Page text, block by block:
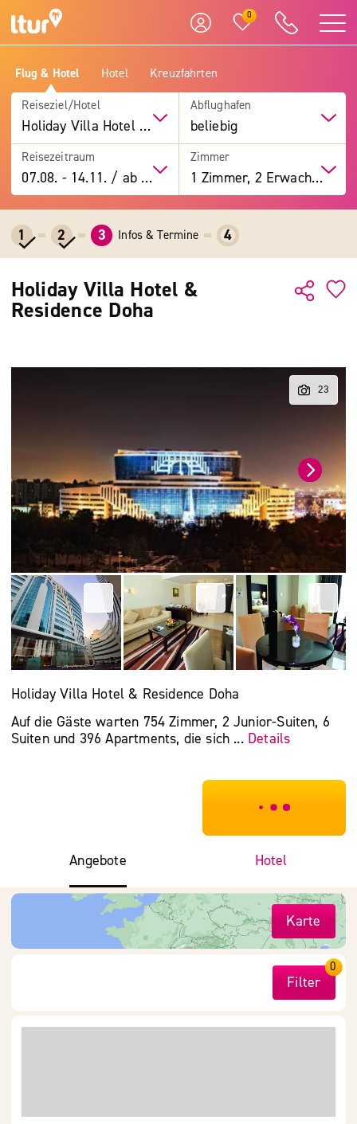
0
Flug & Hotel Hotel Kreuzfahrten
Reiseziel/Hotel
Holiday Villa Hotel & Residence Doha
Abflughafen
beliebig
Reisezeitraum
07.08. -14.11. / ab 7 Tage
Zimmer
1 Zimmer, 2 Erwachsene
1 2 3 Infos & Termine 4
Holiday Villa Hotel &
Residence Doha
Holiday Villa Hotel & Residence Doha
Auf die Gäste warten 754 Zimmer, 2 Junior-Suiten, 6
Suiten und 396 Apartments, die sich ... Details
***************
Angebote Hotel
Karte
Filter
0